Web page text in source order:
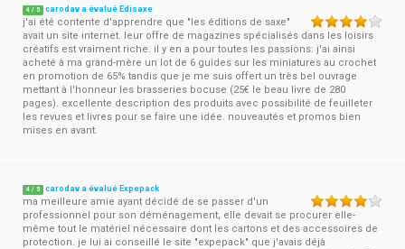
4 / 5 carodav a évalué Edisaxe
j'ai été contente d'apprendre que "les éditions de saxe"
avait un site internet. leur offre de magazines spécialisés dans les loisirs
créatifs est vraiment riche. il y en a pour toutes les passions: j'ai ainsi
acheté à ma grand-mère un lot de 6 guides sur les miniatures au crochet
en promotion de 65% tandis que je me suis offert un très bel ouvrage
mettant à l'honneur les brasseries bocuse (25€ le beau livre de 280
pages). excellente description des produits avec possibilité de feuilleter
les revues et livres pour se faire une idée. nouveautés et promos bien
mises en avant.
4 / 5 carodav a évalué Expepack
ma meilleure amie ayant décidé de se passer d'un
professionnel pour son déménagement, elle devait se procurer elle-
même tout le matériel nécessaire dont les cartons et des accessoires de
protection. je lui ai conseillé le site "expepack" que j'avais déjà